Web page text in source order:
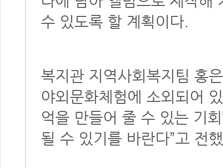
수 있도록 할 계획이다.
복지관 지역사회복지팀 홍
야외문화체험에 소외되어
억을 만들어 줄 수 있는 기
될 수 있기를 바란다”고 전